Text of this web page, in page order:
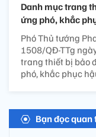
Danh mục trang
ứng phó, khắc
Phó Thủ tướng
1508/QĐ-TTg
trang thiết bị bảo
phó, khắc phục
Bạn đọc quan